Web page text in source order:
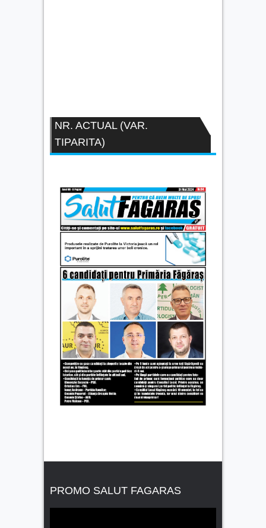
NR. ACTUAL (VAR.
TIPARITA)
PROMO SALUT FAGARAS